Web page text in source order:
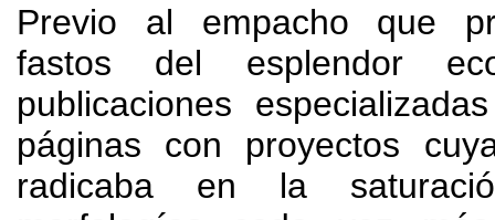
Previo al empacho que
fastos del esplendor
publicaciones
páginas con proyectos
radicaba en la